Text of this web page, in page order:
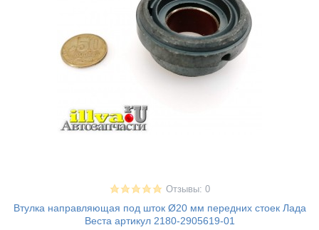
Отзывы: 0
Втулка направляющая под шток Ø20 мм передних стоек Лада
Веста артикул 2180-2905619-01